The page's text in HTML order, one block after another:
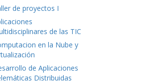
de proyectos I
de las TIC
en la Nube y
de Aplicaciones
Distribuidas